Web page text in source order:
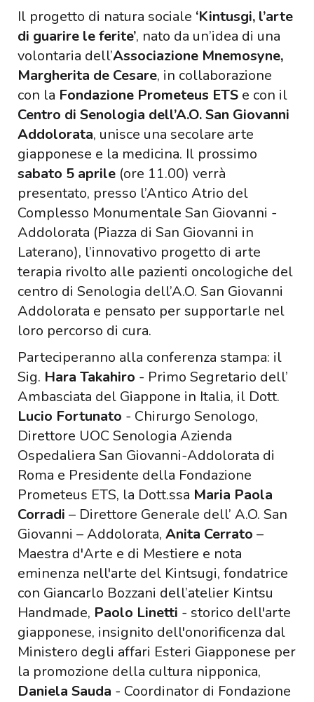
Il progetto di natura sociale ‘Kintusgi, l’arte
di guarire le ferite’, nato da un’idea di una
volontaria dell’Associazione Mnemosyne,
Margherita de Cesare, in collaborazione
con la Fondazione Prometeus ETS e con il
Centro di Senologia dell’A.O. San Giovanni
Addolorata, unisce una secolare arte
giapponese e la medicina. Il prossimo
sabato 5 aprile (ore 11.00) verrà
presentato, presso l’Antico Atrio del
Complesso Monumentale San Giovanni -
Addolorata (Piazza di San Giovanni in
Laterano), l’innovativo progetto di arte
terapia rivolto alle pazienti oncologiche del
centro di Senologia dell’A.O. San Giovanni
Addolorata e pensato per supportarle nel
loro percorso di cura.
Parteciperanno alla conferenza stampa: il
Sig. Hara Takahiro - Primo Segretario dell’
Ambasciata del Giappone in Italia, il Dott.
Lucio Fortunato - Chirurgo Senologo,
Direttore UOC Senologia Azienda
Ospedaliera San Giovanni-Addolorata di
Roma e Presidente della Fondazione
Prometeus ETS, la Dott.ssa Maria Paola
Corradi – Direttore Generale dell’ A.O. San
Giovanni – Addolorata, Anita Cerrato –
Maestra d'Arte e di Mestiere e nota
eminenza nell'arte del Kintsugi, fondatrice
con Giancarlo Bozzani dell’atelier Kintsu
Handmade, Paolo Linetti - storico dell'arte
giapponese, insignito dell'onorificenza dal
Ministero degli affari Esteri Giapponese per
la promozione della cultura nipponica,
Daniela Sauda - Coordinator di Fondazione